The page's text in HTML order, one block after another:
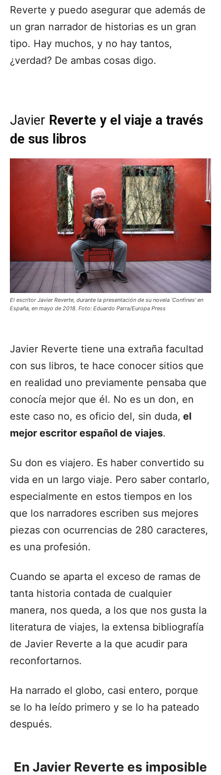
Reverte y puedo asegurar que además de
un gran narrador de historias es un gran
tipo. Hay muchos, y no hay tantos,
¿verdad? De ambas cosas digo.
Javier Reverte y el viaje a través
de sus libros
El escritor Javier Reverte, durante la presentación de su novela ‘Confines’ en
España, en mayo de 2018. Foto: Eduardo Parra/Europa Press
Javier Reverte tiene una extraña facultad
con sus libros, te hace conocer sitios que
en realidad uno previamente pensaba que
conocía mejor que él. No es un don, en
este caso no, es oficio del, sin duda, el
mejor escritor español de viajes.
Su don es viajero. Es haber convertido su
vida en un largo viaje. Pero saber contarlo,
especialmente en estos tiempos en los
que los narradores escriben sus mejores
piezas con ocurrencias de 280 caracteres,
es una profesión.
Cuando se aparta el exceso de ramas de
tanta historia contada de cualquier
manera, nos queda, a los que nos gusta la
literatura de viajes, la extensa bibliografía
de Javier Reverte a la que acudir para
reconfortarnos.
Ha narrado el globo, casi entero, porque
se lo ha leído primero y se lo ha pateado
después.
En Javier Reverte es imposible